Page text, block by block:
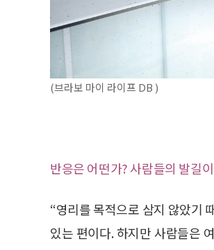
(브라보 마이 라이프 DB )
반응은 어떤가? 사람들의 발길
“영리를 목적으로 삼지 않았기
있는 편이다. 하지만 사람들은